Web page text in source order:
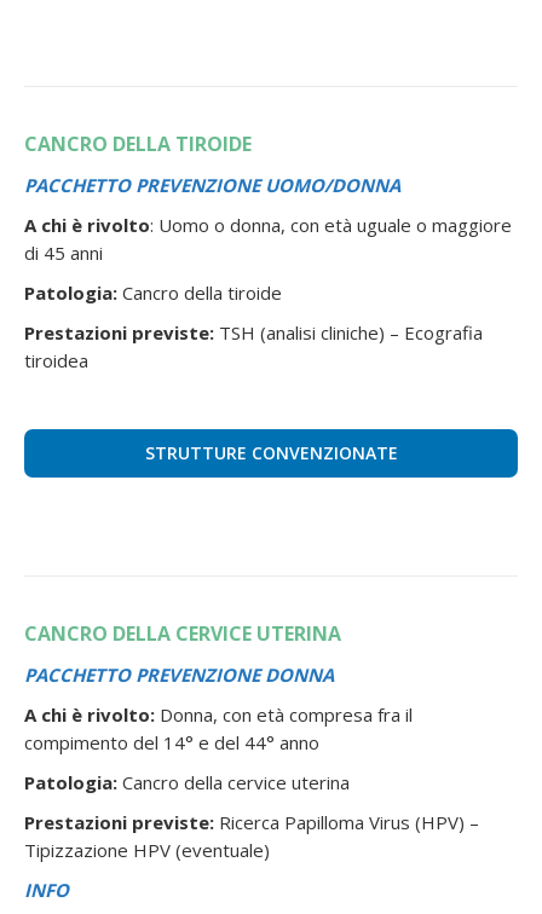
CANCRO DELLA TIROIDE
PACCHETTO PREVENZIONE UOMO/DONNA
A chi è rivolto: Uomo o donna, con età uguale o maggiore
di 45 anni
Patologia: Cancro della tiroide
Prestazioni previste: TSH (analisi cliniche) – Ecografia
tiroidea
STRUTTURE CONVENZIONATE
CANCRO DELLA CERVICE UTERINA
PACCHETTO PREVENZIONE DONNA
A chi è rivolto: Donna, con età compresa fra il
compimento del 14° e del 44° anno
Patologia: Cancro della cervice uterina
Prestazioni previste: Ricerca Papilloma Virus (HPV) –
Tipizzazione HPV (eventuale)
INFO